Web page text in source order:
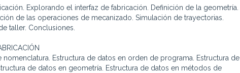
Explorando el interfaz de fabricación. Definición de la geometría.
de las operaciones de mecanizado. Simulación de trayectorias.
taller. Conclusiones.
Estructura de datos en orden de programa. Estructura de
de datos en geometría. Estructura de datos en métodos de